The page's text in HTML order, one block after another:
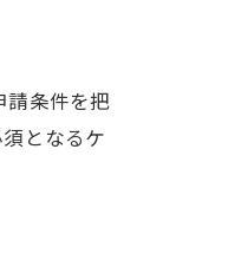
請条件を把
となるケ